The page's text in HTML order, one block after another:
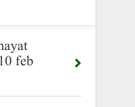
feb